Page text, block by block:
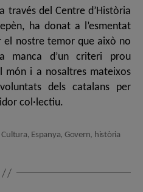
través del Centre d’Història
ha donat a l’esmentat
el nostre temor que això no
manca d’un criteri prou
món i a nosaltres mateixos
dels catalans per
col·lectiu.
Cultura, Espanya, Govern, història